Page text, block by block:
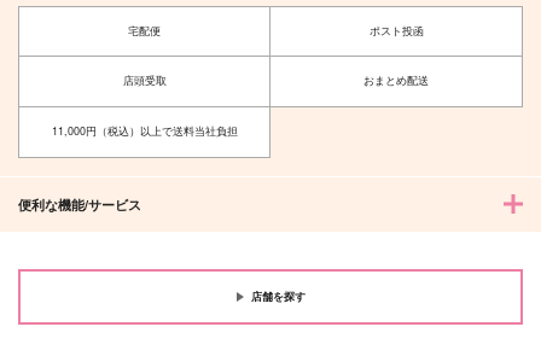
宅配便 ポスト投函
店頭受取 おまとめ配送
11,000円（税込）以上で送料当社負担
便利な機能/サービス
店舗を探す